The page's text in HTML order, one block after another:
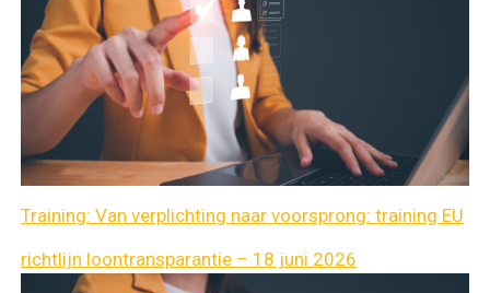
Training: Van verplichting naar voorsprong: training EU
richtlijn loontransparantie – 18 juni 2026